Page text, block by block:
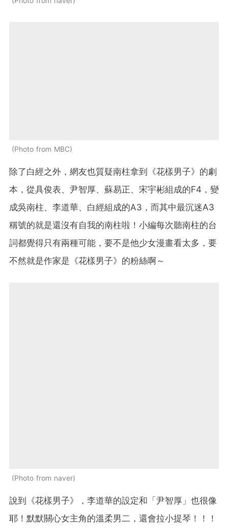
Photo from MBC
除了白經之外，網友也質疑南柱拿到《花樣男子》的劇
本，從具俊表、尹智厚、蘇易正、宋宇彬組成的F4，變
成吳南柱、李道華、白經組成的A3，而其中最沉迷A3
稱號的就是還沒有自我的南柱啦！小編每次聽南柱的台
詞都覺得只有兩種可能，要不是他少女漫畫看太多，要
不然就是作家是《花樣男子》的粉絲啊～
Photo from naver
說到《花樣男子》，李道華的設定和「尹智厚」也很像
耶！默默關心女主角的溫柔男二，還會拉小提琴！！！